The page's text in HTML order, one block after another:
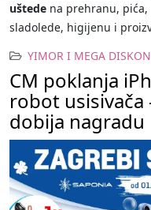
uštede na prehranu,
sladolede, higijenu i
YIMOR I MEGA
CM poklanja
robot usisivača
dobija nagradu